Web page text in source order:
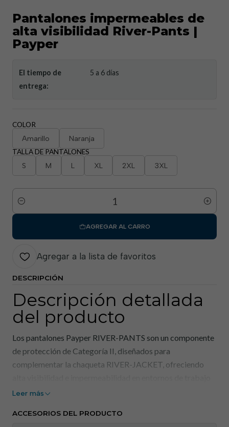
Pantalones impermeables de
alta visibilidad River-Pants |
Payper
El tiempo de
entrega:
5 a 6 días
COLOR
Amarillo Naranja
TALLA DE PANTALONES
S M L XL 2XL 3XL
Cantidad
AGREGAR AL CARRO
Agregar a la lista de favoritos
DESCRIPCIÓN
Descripción detallada
del producto
Los pantalones Payper RIVER-PANTS son un componente
de protección de Categoría II, diseñados para
complementar la chaqueta RIVER-JACKET, ofreciendo
exigentes. Están confeccionados en 100 % poliéster con
g/m², lo que garantiza la protección contra la lluvia según la
Leer más
ACCESORIOS DEL PRODUCTO